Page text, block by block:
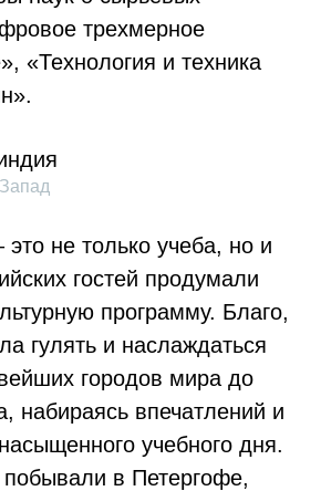
трехмерное
«Технология и техника
не только учеба, но и
гостей продумали
программу. Благо,
гулять и наслаждаться
городов мира до
набираясь впечатлений и
учебного дня.
в Петергофе,